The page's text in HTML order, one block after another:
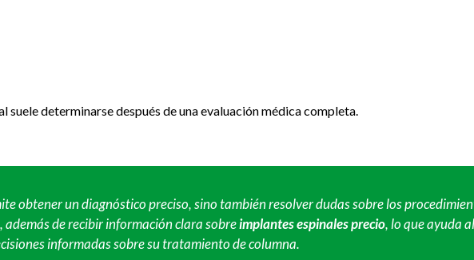
suele determinarse después de una evaluación médica completa.
obtener un diagnóstico preciso, sino también resolver dudas sobre los
además de recibir información clara sobreimplantes espinales precio, lo que ayuda
informadas sobre su tratamiento de columna.